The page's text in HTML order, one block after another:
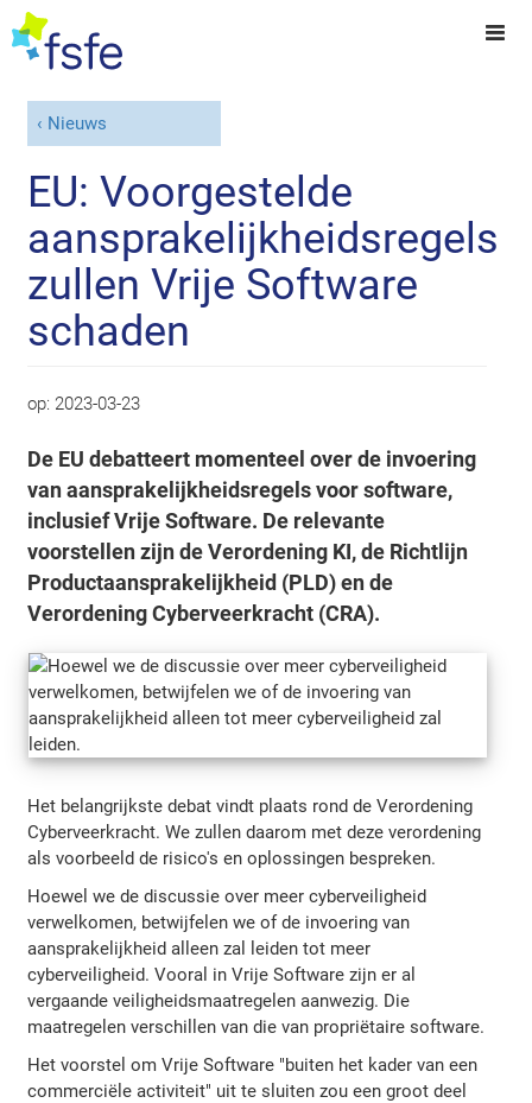
Nieuws
EU: Voorgestelde
aansprakelijkheidsregels
zullen Vrije Software
schaden
op: 2023-03-23
De EU debatteert momenteel over de invoering
van aansprakelijkheidsregels voor software,
inclusief Vrije Software. De relevante
voorstellen zijn de Verordening KI, de Richtlijn
Productaansprakelijkheid (PLD) en de
Verordening Cyberveerkracht (CRA).
Het belangrijkste debat vindt plaats rond de Verordening
Cyberveerkracht. We zullen daarom met deze verordening
als voorbeeld de risico's en oplossingen bespreken.
Hoewel we de discussie over meer cyberveiligheid
verwelkomen, betwijfelen we of de invoering van
aansprakelijkheid alleen zal leiden tot meer
cyberveiligheid. Vooral in Vrije Software zijn er al
vergaande veiligheidsmaatregelen aanwezig. Die
maatregelen verschillen van die van propriëtaire software.
Het voorstel om Vrije Software "buiten het kader van een
commerciële activiteit" uit te sluiten zou een groot deel